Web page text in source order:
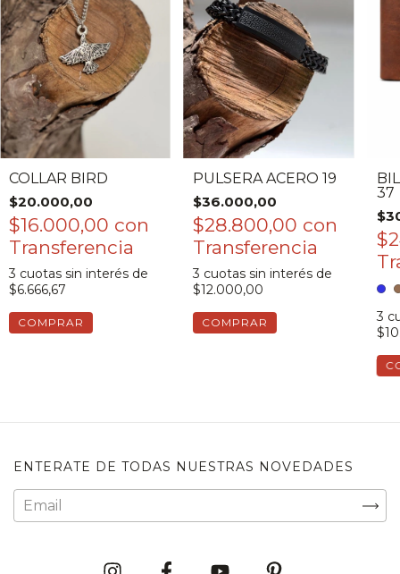
COLLAR BIRD
$20.000,00
$16.000,00 con
3 cuotas sin interés de
$6.666,67
COMPRAR
PULSERA ACERO 19
$36.000,00
$28.800,00 con
3 cuotas sin interés de
$12.000,00
COMPRAR
37
3
ENTERATE DE TODAS NUESTRAS NOVEDADES